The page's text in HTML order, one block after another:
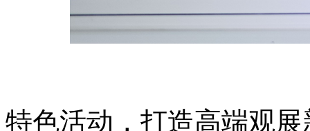
特色活动，打造高端观展